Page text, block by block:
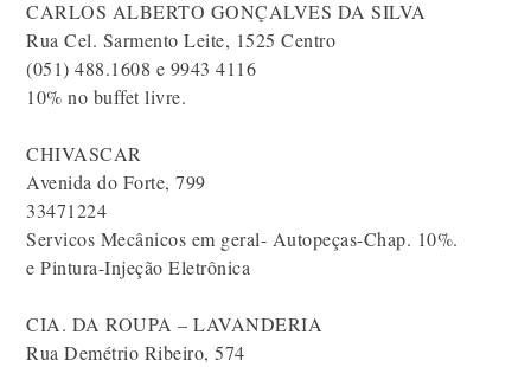
CARLOS ALBERTO GONÇALVES DA SILVA
Rua Cel. Sarmento Leite, 1525 Centro
(051) 488.1608 e 9943 4116
10% no buffet livre.
CHIVASCAR
Avenida do Forte, 799
33471224
Servicos Mecânicos em geral- Autopeças-Chap. 10%.
e Pintura-Injeção Eletrônica
CIA. DA ROUPA – LAVANDERIA
Rua Demétrio Ribeiro, 574